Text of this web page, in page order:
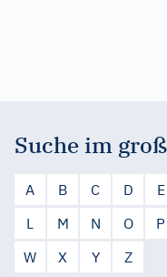
Suche im
A B C D E
L
M N O P
W
X Y Z